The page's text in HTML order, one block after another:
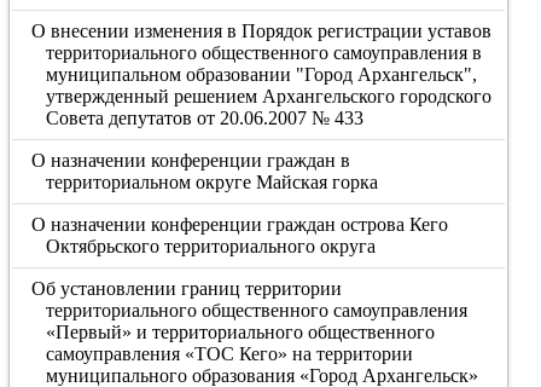
О внесении изменения в Порядок регистрации уставов
территориального общественного самоуправления в
муниципальном образовании "Город Архангельск",
утвержденный решением Архангельского городского
Совета депутатов от 20.06.2007 № 433
О назначении конференции граждан в
территориальном округе Майская горка
О назначении конференции граждан острова Кего
Октябрьского территориального округа
Об установлении границ территории
территориального общественного самоуправления
«Первый» и территориального общественного
самоуправления «ТОС Кего» на территории
муниципального образования «Город Архангельск»